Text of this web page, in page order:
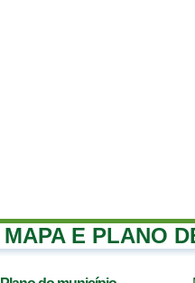
MAPA E PLANO